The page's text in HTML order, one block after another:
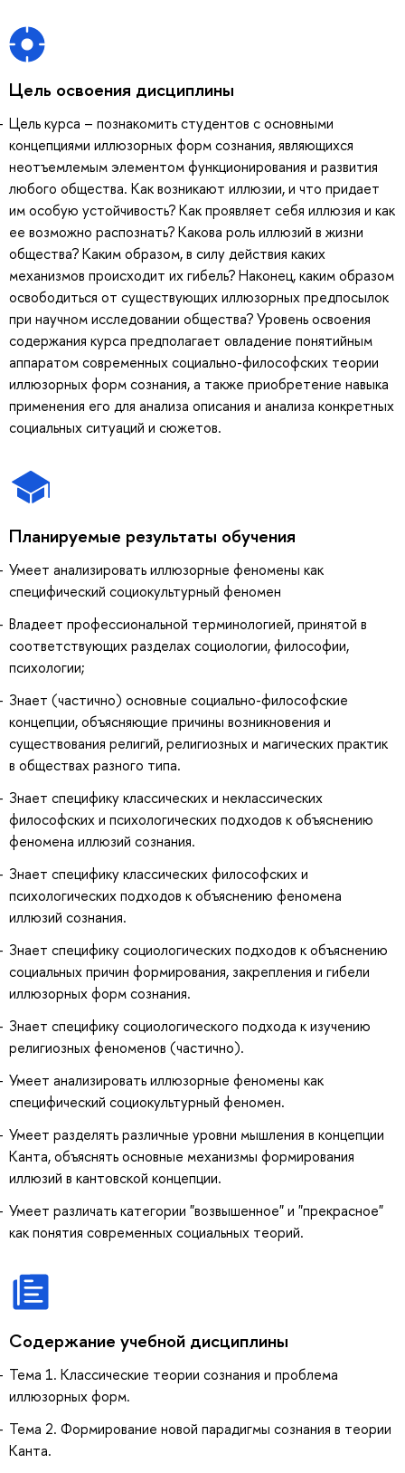
Цель освоения дисциплины
Цель курса – познакомить студентов с основными
концепциями иллюзорных форм сознания, являющихся
неотъемлемым элементом функционирования и развития
любого общества. Как возникают иллюзии, и что придает
им особую устойчивость? Как проявляет себя иллюзия и как
ее возможно распознать? Какова роль иллюзий в жизни
общества? Каким образом, в силу действия каких
механизмов происходит их гибель? Наконец, каким образом
освободиться от существующих иллюзорных предпосылок
при научном исследовании общества? Уровень освоения
содержания курса предполагает овладение понятийным
аппаратом современных социально-философских теории
иллюзорных форм сознания, а также приобретение навыка
применения его для анализа описания и анализа конкретных
социальных ситуаций и сюжетов.
Планируемые результаты обучения
Умеет анализировать иллюзорные феномены как
специфический социокультурный феномен
Владеет профессиональной терминологией, принятой в
соответствующих разделах социологии, философии,
психологии;
Знает (частично) основные социально-философские
концепции, объясняющие причины возникновения и
существования религий, религиозных и магических практик
в обществах разного типа.
Знает специфику классических и неклассических
философских и психологических подходов к объяснению
феномена иллюзий сознания.
Знает специфику классических философских и
психологических подходов к объяснению феномена
иллюзий сознания.
Знает специфику социологических подходов к объяснению
социальных причин формирования, закрепления и гибели
иллюзорных форм сознания.
Знает специфику социологического подхода к изучению
религиозных феноменов (частично).
Умеет анализировать иллюзорные феномены как
специфический социокультурный феномен.
Умеет разделять различные уровни мышления в концепции
Канта, объяснять основные механизмы формирования
иллюзий в кантовской концепции.
Умеет различать категории "возвышенное" и "прекрасное"
как понятия современных социальных теорий.
Содержание учебной дисциплины
Тема 1. Классические теории сознания и проблема
иллюзорных форм.
Тема 2. Формирование новой парадигмы сознания в теории
Канта.